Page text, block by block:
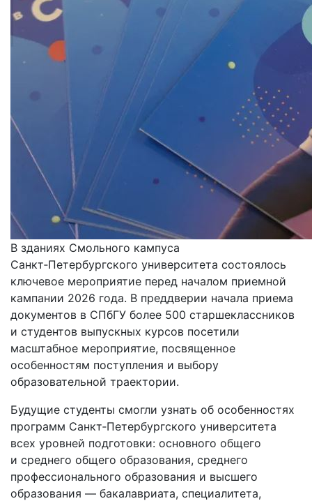
В зданиях Смольного кампуса
Санкт‑Петербургского университета состоялось
ключевое мероприятие перед началом приемной
кампании 2026 года. В преддверии начала приема
документов в СПбГУ более 500 старшеклассников
и студентов выпускных курсов посетили
масштабное мероприятие, посвященное
особенностям поступления и выбору
образовательной траектории.
Будущие студенты смогли узнать об особенностях
программ Санкт‑Петербургского университета
всех уровней подготовки: основного общего
и среднего общего образования, среднего
профессионального образования и высшего
образования — бакалавриата, специалитета,